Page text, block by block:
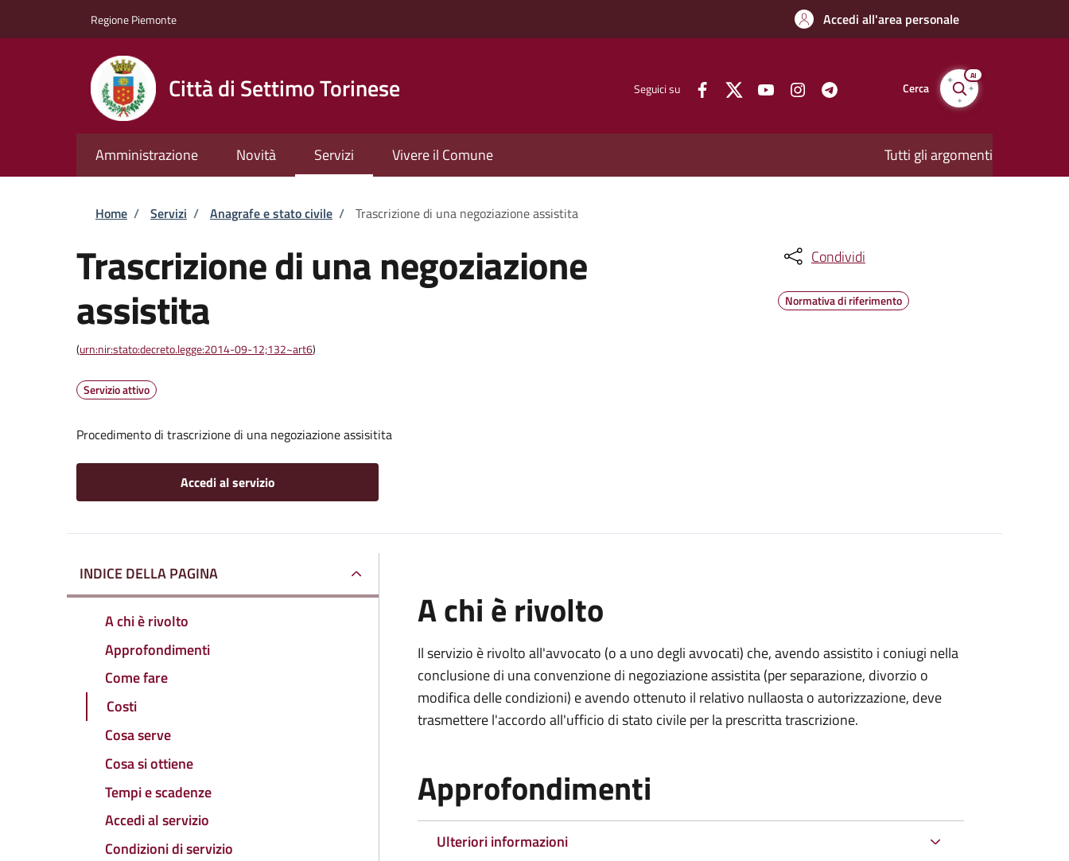
Regione Piemonte Accedi all'area personale
Città di Settimo Torinese Seguici su Cerca
AI
Amministrazione Novità Servizi Vivere il Comune Tutti gli argomenti
Briciole di pane
Home / Servizi / Anagrafe e stato civile / Trascrizione di una negoziazione assistita
Trascrizione di una negoziazione
assistita
(urn:nir:stato:decreto.legge:2014-09-12;132~art6)
Servizio attivo
Procedimento di trascrizione di una negoziazione assisitita
Accedi al servizio
Condividi
Normativa di riferimento
INDICE DELLA PAGINA
A chi è rivolto
Approfondimenti
Come fare
Costi
Cosa serve
Cosa si ottiene
Tempi e scadenze
Accedi al servizio
Condizioni di servizio
A chi è rivolto
Il servizio è rivolto all'avvocato (o a uno degli avvocati) che, avendo assistito i coniugi nella
conclusione di una convenzione di negoziazione assistita (per separazione, divorzio o
modifica delle condizioni) e avendo ottenuto il relativo nullaosta o autorizzazione, deve
trasmettere l'accordo all'ufficio di stato civile per la prescritta trascrizione.
Approfondimenti
Ulteriori informazioni